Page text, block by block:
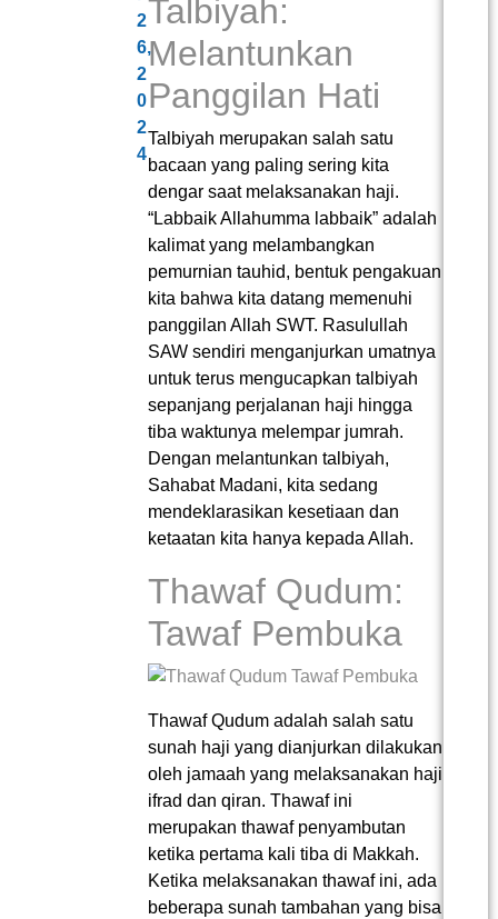
2
6,
2
0
2
4
Talbiyah:
Melantunkan
Panggilan Hati
Talbiyah merupakan salah satu
bacaan yang paling sering kita
dengar saat melaksanakan haji.
“Labbaik Allahumma labbaik” adalah
kalimat yang melambangkan
pemurnian tauhid, bentuk pengakuan
kita bahwa kita datang memenuhi
panggilan Allah SWT. Rasulullah
SAW sendiri menganjurkan umatnya
untuk terus mengucapkan talbiyah
sepanjang perjalanan haji hingga
tiba waktunya melempar jumrah.
Dengan melantunkan talbiyah,
Sahabat Madani, kita sedang
mendeklarasikan kesetiaan dan
ketaatan kita hanya kepada Allah.
Thawaf Qudum:
Tawaf Pembuka
Thawaf Qudum adalah salah satu
sunah haji yang dianjurkan dilakukan
oleh jamaah yang melaksanakan haji
ifrad dan qiran. Thawaf ini
merupakan thawaf penyambutan
ketika pertama kali tiba di Makkah​.
Ketika melaksanakan thawaf ini, ada
beberapa sunah tambahan yang bisa